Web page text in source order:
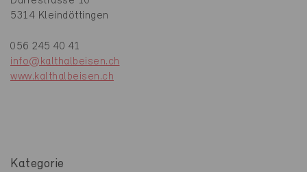
5314 Kleindöttingen
056 245 40 41
info@kalthalbeisen.ch
www.kalthalbeisen.ch
Kategorie